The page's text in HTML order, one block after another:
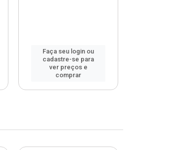
Faça seu login ou
cadastre-se para
ver preços e
comprar